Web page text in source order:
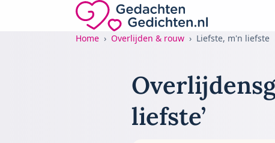
Direct naar de inhoud
Gedachten-Gedichten.nl — naar de
Home Overlijden & rouw Liefste, m'n liefste
liefste’